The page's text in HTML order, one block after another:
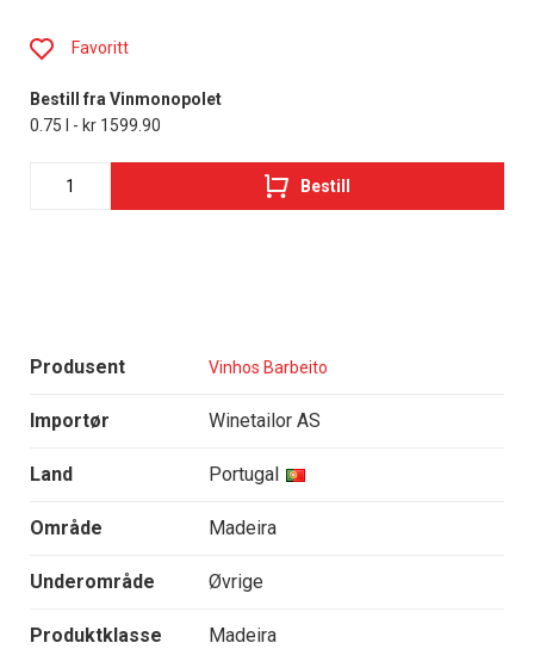
Produsent Vinhos Barbeito
Importør Winetailor AS
Land Portugal
Område Madeira
Underområde Øvrige
Produktklasse Madeira
Favoritt
Bestill fra Vinmonopolet
0.75 l - kr 1599.90
Bestill